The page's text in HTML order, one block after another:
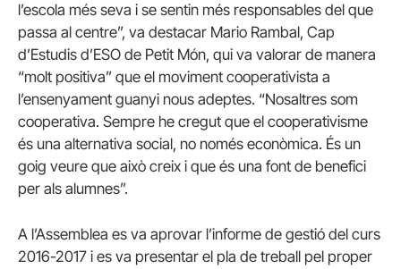
l’escola més seva i se sentin més responsables del que
passa al centre”, va destacar Mario Rambal, Cap
d’Estudis d’ESO de Petit Món, qui va valorar de manera
“molt positiva” que el moviment cooperativista a
l’ensenyament guanyi nous adeptes. “Nosaltres som
cooperativa. Sempre he cregut que el cooperativisme
és una alternativa social, no només econòmica. És un
goig veure que això creix i que és una font de benefici
per als alumnes”.
A l’Assemblea es va aprovar l’informe de gestió del curs
2016-2017 i es va presentar el pla de treball pel proper